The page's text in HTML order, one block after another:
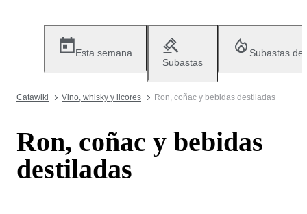
Esta semana
Subastas
Subastas
Catawiki Vino, whisky y licores Ron, coñac y bebidas destiladas
Ron, coñac y bebidas
destiladas